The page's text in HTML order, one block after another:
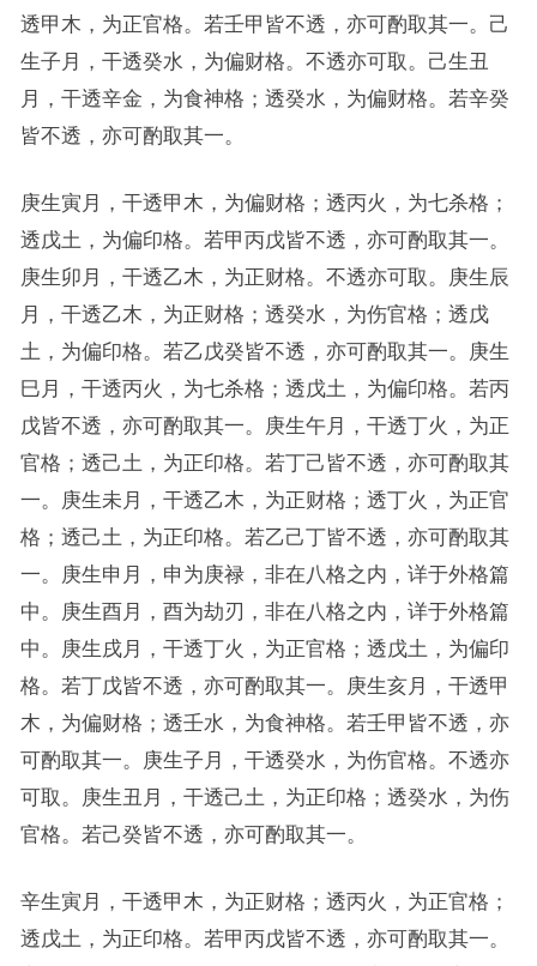
透甲木，为正官格。若壬甲皆不透，亦可酌取其一。己
生子月，干透癸水，为偏财格。不透亦可取。己生丑
月，干透辛金，为食神格；透癸水，为偏财格。若辛癸
皆不透，亦可酌取其一。
庚生寅月，干透甲木，为偏财格；透丙火，为七杀格；
透戊土，为偏印格。若甲丙戊皆不透，亦可酌取其一。
庚生卯月，干透乙木，为正财格。不透亦可取。庚生辰
月，干透乙木，为正财格；透癸水，为伤官格；透戊
土，为偏印格。若乙戊癸皆不透，亦可酌取其一。庚生
巳月，干透丙火，为七杀格；透戊土，为偏印格。若丙
戊皆不透，亦可酌取其一。庚生午月，干透丁火，为正
官格；透己土，为正印格。若丁己皆不透，亦可酌取其
一。庚生未月，干透乙木，为正财格；透丁火，为正官
格；透己土，为正印格。若乙己丁皆不透，亦可酌取其
一。庚生申月，申为庚禄，非在八格之内，详于外格篇
中。庚生酉月，酉为劫刃，非在八格之内，详于外格篇
中。庚生戌月，干透丁火，为正官格；透戊土，为偏印
格。若丁戊皆不透，亦可酌取其一。庚生亥月，干透甲
木，为偏财格；透壬水，为食神格。若壬甲皆不透，亦
可酌取其一。庚生子月，干透癸水，为伤官格。不透亦
可取。庚生丑月，干透己土，为正印格；透癸水，为伤
官格。若己癸皆不透，亦可酌取其一。
辛生寅月，干透甲木，为正财格；透丙火，为正官格；
透戊土，为正印格。若甲丙戊皆不透，亦可酌取其一。